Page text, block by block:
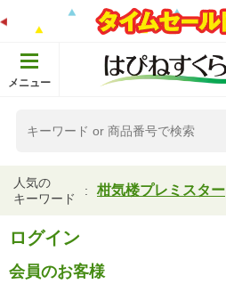
メニュー
人気の
キーワード
柑気楼プレミスター
ログイン
会員のお客様